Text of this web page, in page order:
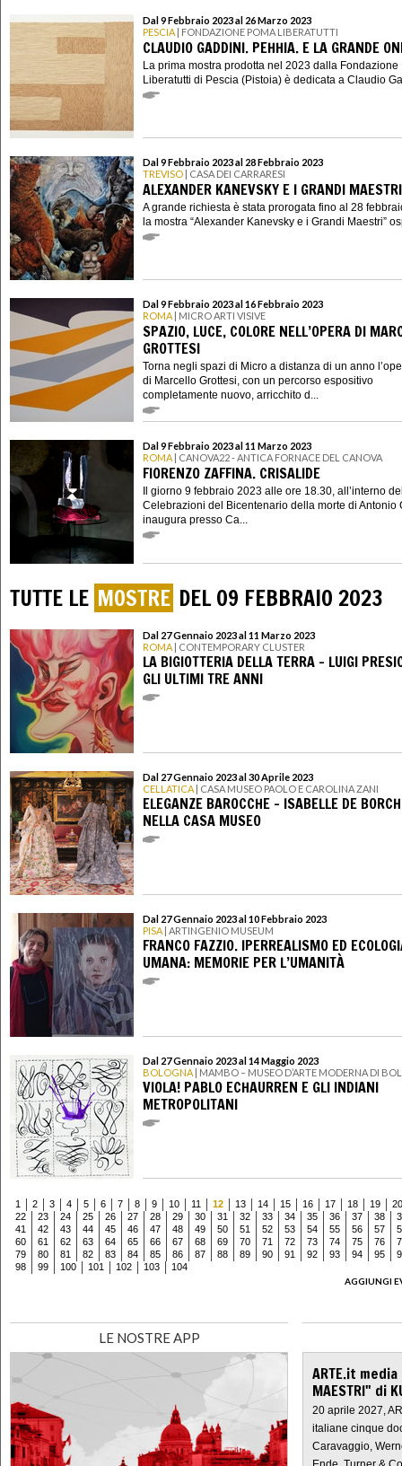
Dal 9 Febbraio 2023 al 26 Marzo 2023
PESCIA | FONDAZIONE POMA LIBERATUTTI
CLAUDIO GADDINI. PEHHIA. E LA GRANDE
La prima mostra prodotta nel 2023 dalla Fondazione
Liberatutti di Pescia (Pistoia) è dedicata a Claudio
Dal 9 Febbraio 2023 al 28 Febbraio 2023
TREVISO | CASA DEI CARRARESI
ALEXANDER KANEVSKY E I GRANDI MAESTRI
A grande richiesta è stata prorogata fino al 28
la mostra “Alexander Kanevsky e i Grandi Maestri”
Dal 9 Febbraio 2023 al 16 Febbraio 2023
ROMA | MICRO ARTI VISIVE
SPAZIO, LUCE, COLORE NELL’OPERA DI
GROTTESI
Torna negli spazi di Micro a distanza di un anno
di Marcello Grottesi, con un percorso espositivo
completamente nuovo, arricchito d...
Dal 9 Febbraio 2023 al 11 Marzo 2023
ROMA | CANOVA22 - ANTICA FORNACE DEL CANOVA
FIORENZO ZAFFINA. CRISALIDE
Il giorno 9 febbraio 2023 alle ore 18.30, all’interno
Celebrazioni del Bicentenario della morte di Antonio
inaugura presso Ca...
TUTTE LE MOSTRE DEL 09 FEBBRAIO 2023
Dal 27 Gennaio 2023 al 11 Marzo 2023
ROMA | CONTEMPORARY CLUSTER
LA BIGIOTTERIA DELLA TERRA - LUIGI
GLI ULTIMI TRE ANNI
Dal 27 Gennaio 2023 al 30 Aprile 2023
CELLATICA | CASA MUSEO PAOLO E CAROLINA ZANI
ELEGANZE BAROCCHE - ISABELLE DE
NELLA CASA MUSEO
Dal 27 Gennaio 2023 al 10 Febbraio 2023
PISA | ARTINGENIO MUSEUM
FRANCO FAZZIO. IPERREALISMO ED
UMANA: MEMORIE PER L’UMANITÀ
Dal 27 Gennaio 2023 al 14 Maggio 2023
BOLOGNA | MAMBO – MUSEO D’ARTE MODERNA DI
VIOLA! PABLO ECHAURREN E GLI INDIANI
METROPOLITANI
1 2 3 4 5 6 7 8 9 10 11 12 13 14 15 16 17 18 19
20
22
23 24 25 26 27 28 29 30 31 32 33 34 35 36 37 38
41
42 43 44 45 46 47 48 49 50 51 52 53 54 55 56 57
60
61 62 63 64 65 66 67 68 69 70 71 72 73 74 75 76
79
80 81 82 83 84 85 86 87 88 89 90 91 92 93 94 95
98
99 100 101 102 103
104
AGGIUNGI
LE NOSTRE APP
ARTE.it
MAESTRI" di
20 aprile 2027,
italiane cinque
Caravaggio,